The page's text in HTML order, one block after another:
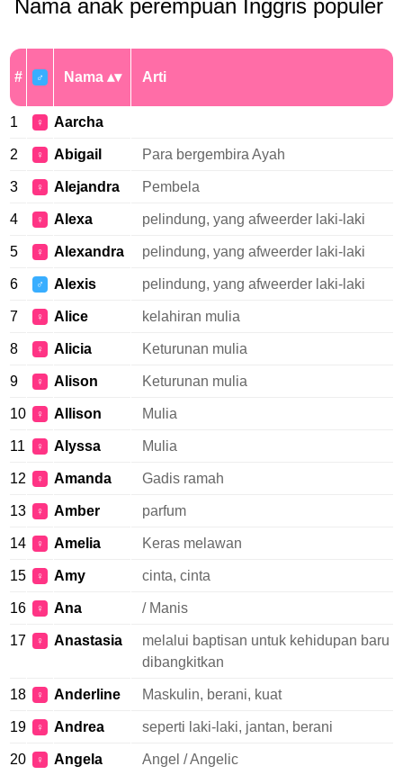
Nama anak perempuan Inggris populer
# ♂ Nama Arti
1 ♀ Aarcha
2 ♀ Abigail Para bergembira Ayah
3 ♀ Alejandra Pembela
4 ♀ Alexa pelindung, yang afweerder laki-laki
5 ♀ Alexandra pelindung, yang afweerder laki-laki
6 ♂ Alexis pelindung, yang afweerder laki-laki
7 ♀ Alice kelahiran mulia
8 ♀ Alicia Keturunan mulia
9 ♀ Alison Keturunan mulia
10 ♀ Allison Mulia
11 ♀ Alyssa Mulia
12 ♀ Amanda Gadis ramah
13 ♀ Amber parfum
14 ♀ Amelia Keras melawan
15 ♀ Amy cinta, cinta
16 ♀ Ana / Manis
17 ♀ Anastasia
melalui baptisan untuk kehidupan baru
dibangkitkan
18 ♀ Anderline Maskulin, berani, kuat
19 ♀ Andrea seperti laki-laki, jantan, berani
20 ♀ Angela Angel / Angelic